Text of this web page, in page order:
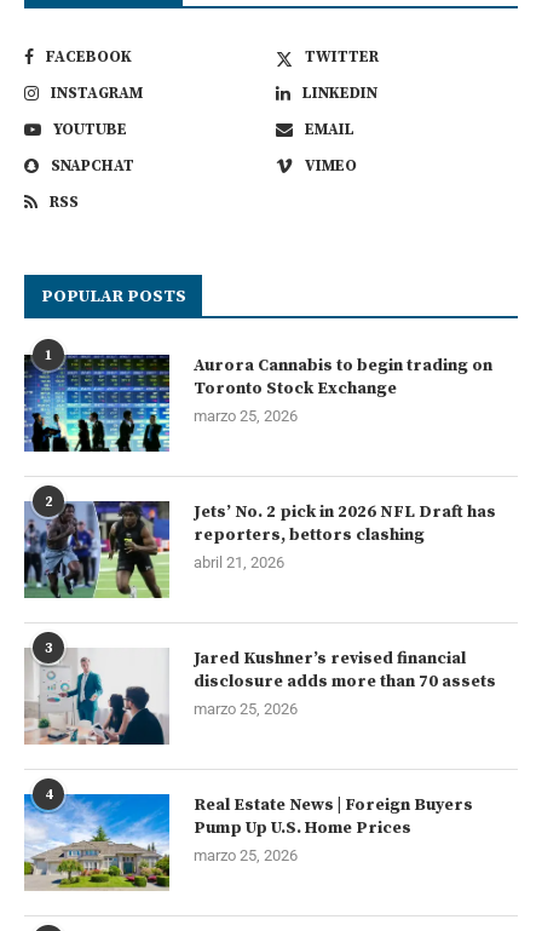
FACEBOOK
TWITTER
INSTAGRAM
LINKEDIN
YOUTUBE
EMAIL
SNAPCHAT
VIMEO
RSS
POPULAR POSTS
1
Aurora Cannabis to begin trading on
Toronto Stock Exchange
marzo 25, 2026
2
Jets’ No. 2 pick in 2026 NFL Draft has
reporters, bettors clashing
abril 21, 2026
3
Jared Kushner’s revised financial
disclosure adds more than 70 assets
marzo 25, 2026
4
Real Estate News | Foreign Buyers
Pump Up U.S. Home Prices
marzo 25, 2026